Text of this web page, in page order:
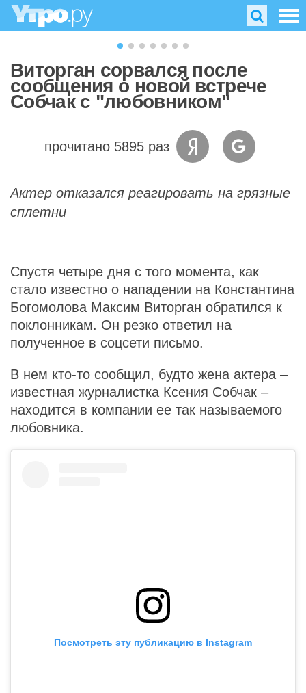
Виторган сорвался после
сообщения о новой встрече
Собчак с "любовником"
прочитано 5895 раз
Актер отказался реагировать на грязные
сплетни
Спустя четыре дня с того момента, как
стало известно о нападении на Константина
Богомолова Максим Виторган обратился к
поклонникам. Он резко ответил на
полученное в соцсети письмо.
В нем кто-то сообщил, будто жена актера –
известная журналистка Ксения Собчак –
находится в компании ее так называемого
любовника.
Посмотреть эту публикацию в Instagram